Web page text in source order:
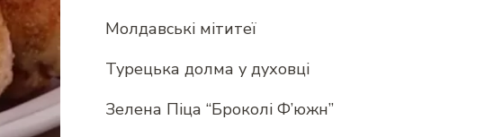
Молдавські мітитеї
Турецька долма у духовці
Зелена Піца “Броколі Ф’южн”